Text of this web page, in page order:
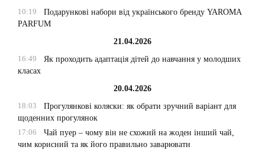
10:19
Подарункові набори від українського бренду YAROMA
PARFUM
21.04.2026
16:49
Як проходить адаптація дітей до навчання у молодших
класах
20.04.2026
18:03
Прогулянкові коляски: як обрати зручний варіант для
щоденних прогулянок
17:06
Чай пуер – чому він не схожий на жоден інший чай,
чим корисний та як його правильно заварювати